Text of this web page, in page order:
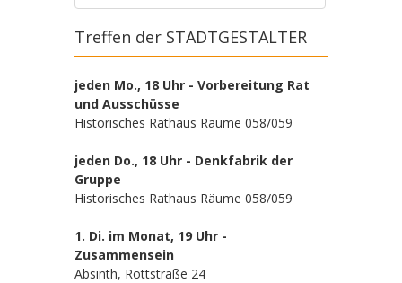
Treffen der STADTGESTALTER
jeden Mo., 18 Uhr - Vorbereitung Rat
und Ausschüsse
Historisches Rathaus Räume 058/059
jeden Do., 18 Uhr - Denkfabrik der
Gruppe
Historisches Rathaus Räume 058/059
1. Di. im Monat, 19 Uhr -
Zusammensein
Absinth, Rottstraße 24